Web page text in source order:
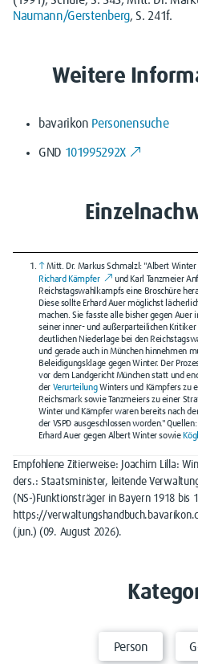
Naumann/Gerstenberg, S. 241f.
Weitere
bavarikon Personensuche
GND 101995292X
↑ Mitt. Dr. Markus Schmalzl: "Albert
Richard Kämpfer
und Karl Tanzmeier
Reichstagswahlkampfs eine Broschüre
Diese sollte Erhard Auer möglichst
machen. Sie fasste alle bisher gegen Auer
seiner inner- und außerparteilichen Kritiker
deutlichen Niederlage bei den
und gerade auch in München hinnehmen
Beleidigungsklage gegen Winter. Der
vor dem Landgericht München statt und
der VerurteilungWinters und Kämpfers zu
Reichsmark sowie Tanzmeiers zu einer
Winter und Kämpfer waren bereits nach
der VSPD ausgeschlossen worden."
Erhard Auer gegen Albert Winter sowie
Empfohlene Zitierweise: Joachim Lilla:
ders.: Staatsminister, leitende
(NS-)Funktionsträger in Bayern 1918 bis
https://
(jun.) (09. August 2026).
Person